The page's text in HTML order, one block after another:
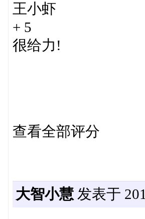
王小虾
+ 5
很给力!
查看全部评分
大智小慧发表于